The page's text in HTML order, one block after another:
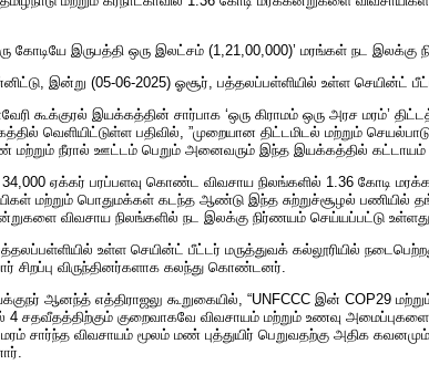
கோடியே இருபத்தி ஒரு இலட்சம் (1,21,00,000)’ மரங்கள் நட இலக்கு
இன்று (05-06-2025) ஓசூர், பத்தலப்பள்ளியில் உள்ள செயின்ட்
கூக்குரல் இயக்கத்தின் சார்பாக ‘ஒரு கிராமம் ஒரு அரச மரம்’
வெளியிட்டுள்ள பதிவில், ”முறையான திட்டமிடல் மற்றும்
மண் மற்றும் நீரால் ஊட்டம் பெறும் அனைவரும் இந்த இயக்கத்தில் கட்டாயம்
ஏக்கர் பரப்பளவு கொண்ட விவசாய நிலங்களில் 1.36 கோடி
மற்றும் பொதுமக்கள் கடந்த ஆண்டு இந்த சுற்றுச்சூழல்
விவசாய நிலங்களில் நட இலக்கு நிர்ணயம் செய்யப்பட்டு
உள்ள செயின்ட் பீட்டர் மருத்துவக் கல்லூரியில்
சிறப்பு விருந்தினர்களாக கலந்து கொண்டனர்.
ஆனந்த் எத்திராஜலு கூறுகையில், “UNFCCC இன் COP29
4 சதவீதத்திற்கும் குறைவாகவே விவசாயம் மற்றும் உணவு
மரம் சார்ந்த விவசாயம் மூலம் மண் புத்துயிர் பெறுவதற்கு அதிக